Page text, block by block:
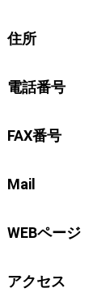
住所
電話番号
FAX番号
Mail
WEBページ
アクセス